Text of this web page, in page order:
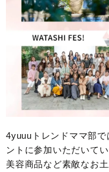
4yuuuトレンドママ部
ントに参加いただいてい
美容商品など素敵なお